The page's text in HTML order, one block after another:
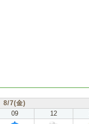
8/7(金)
09 12